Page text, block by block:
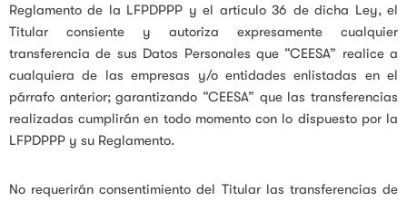
Reglamento de la LFPDPPP y el artículo 36 de dicha Ley, el
Titular consiente y autoriza expresamente cualquier
transferencia de sus Datos Personales que “CEESA” realice a
cualquiera de las empresas y/o entidades enlistadas en el
párrafo anterior; garantizando “CEESA” que las transferencias
realizadas cumplirán en todo momento con lo dispuesto por la
LFPDPPP y su Reglamento.
No requerirán consentimiento del Titular las transferencias de